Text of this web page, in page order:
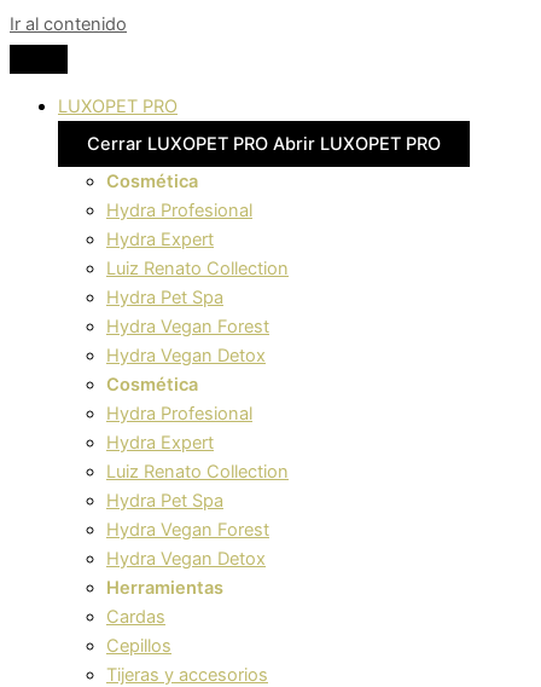
Ir al contenido
LUXOPET PRO
Cerrar LUXOPET PRO Abrir LUXOPET PRO
Cosmética
Hydra Profesional
Hydra Expert
Luiz Renato Collection
Hydra Pet Spa
Hydra Vegan Forest
Hydra Vegan Detox
Cosmética
Hydra Profesional
Hydra Expert
Luiz Renato Collection
Hydra Pet Spa
Hydra Vegan Forest
Hydra Vegan Detox
Herramientas
Cardas
Cepillos
Tijeras y accesorios